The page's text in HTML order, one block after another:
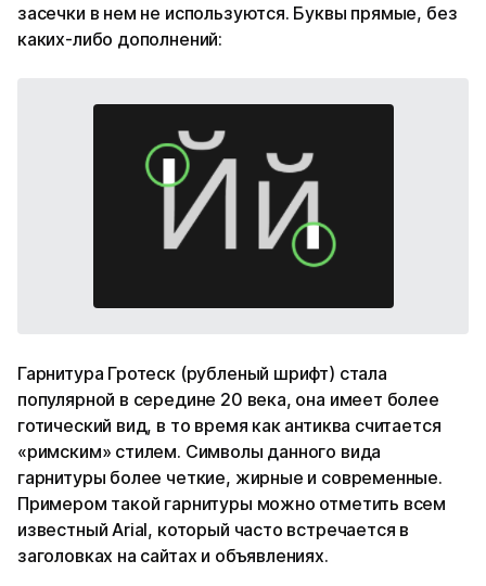
засечки в нем не используются. Буквы прямые, без
каких-либо дополнений:
Гарнитура Гротеск (рубленый шрифт) стала
популярной в середине 20 века, она имеет более
готический вид, в то время как антиква считается
«римским» стилем. Символы данного вида
гарнитуры более четкие, жирные и современные.
Примером такой гарнитуры можно отметить всем
известный Arial, который часто встречается в
заголовках на сайтах и объявлениях.